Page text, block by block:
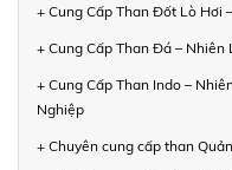
+ Cung Cấp Than Đốt Lò Hơi
+ Cung Cấp Than Đá –
+ Cung Cấp Than Indo –
Nghiệp
+ Chuyên cung cấp than